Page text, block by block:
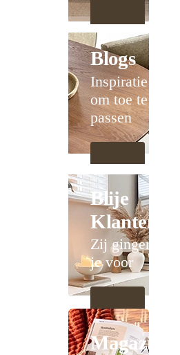
Blogs
Inspiratie
om toe te
passen
Blije
Klanten
Zij gingen
je voor
Magazines